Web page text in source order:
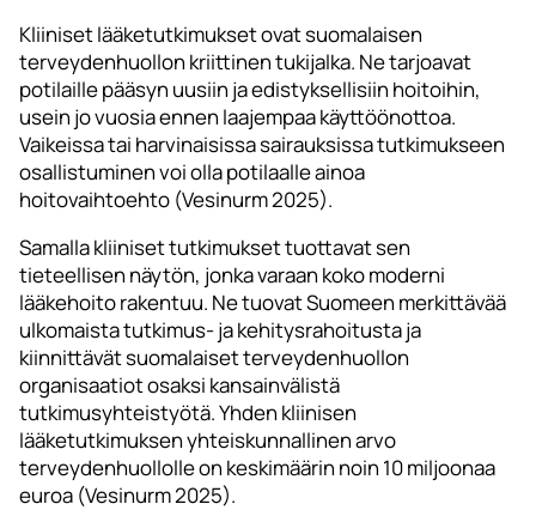
Kliiniset lääketutkimukset ovat suomalaisen
terveydenhuollon kriittinen tukijalka. Ne tarjoavat
potilaille pääsyn uusiin ja edistyksellisiin hoitoihin,
usein jo vuosia ennen laajempaa käyttöönottoa.
Vaikeissa tai harvinaisissa sairauksissa tutkimukseen
osallistuminen voi olla potilaalle ainoa
hoitovaihtoehto (Vesinurm 2025).
Samalla kliiniset tutkimukset tuottavat sen
tieteellisen näytön, jonka varaan koko moderni
lääkehoito rakentuu. Ne tuovat Suomeen merkittävää
ulkomaista tutkimus- ja kehitysrahoitusta ja
kiinnittävät suomalaiset terveydenhuollon
organisaatiot osaksi kansainvälistä
tutkimusyhteistyötä. Yhden kliinisen
lääketutkimuksen yhteiskunnallinen arvo
terveydenhuollolle on keskimäärin noin 10 miljoonaa
euroa (Vesinurm 2025).